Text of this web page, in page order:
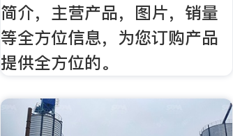
简介，主营产品，图片，销量
等全方位信息，为您订购产品
提供全方位的。